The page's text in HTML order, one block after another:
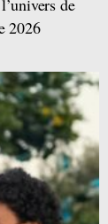
de
2026